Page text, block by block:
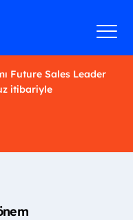
Future Sales Leader
itibariyle